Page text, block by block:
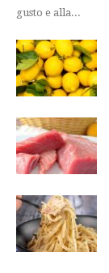
gusto e alla...